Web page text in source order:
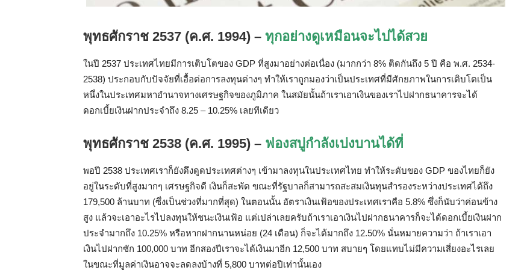
พุทธศักราช 2537 (ค.ศ. 1994) – ทุกอย่างดูเหมือนจะไปได้สวย
ในปี 2537 ประเทศไทยมีการเติบโตของ GDP ที่สูงมาอย่างต่อเนื่อง (มากกว่า 8% ติดกันถึง 5 ปี คือ พ.ศ. 2534-
2538) ประกอบกับปัจจัยที่เอื้อต่อการลงทุนต่างๆ ทำให้เราถูกมองว่าเป็นประเทศที่มีศักยภาพในการเติบโตเป็น
หนึ่งในประเทศมหาอำนาจทางเศรษฐกิจของภูมิภาค ในสมัยนั้นถ้าเราเอาเงินของเราไปฝากธนาคารจะได้
ดอกเบี้ยเงินฝากประจำถึง 8.25 – 10.25% เลยทีเดียว
พุทธศักราช 2538 (ค.ศ. 1995) – ฟองสบู่กำลังเบ่งบานได้ที่
พอปี 2538 ประเทศเราก็ยังดึงดูดประเทศต่างๆ เข้ามาลงทุนในประเทศไทย ทำให้ระดับของ GDP ของไทยก็ยัง
อยู่ในระดับที่สูงมากๆ เศรษฐกิจดี เงินก็สะพัด ขณะที่รัฐบาลก็สามารถสะสมเงินทุนสำรองระหว่างประเทศได้ถึง
179,500 ล้านบาท (ซึ่งเป็นช่วงที่มากที่สุด) ในตอนนั้น อัตราเงินเฟ้อของประเทศเราคือ 5.8% ซึ่งก็นับว่าค่อนข้าง
สูง แล้วจะเอาอะไรไปลงทุนให้ชนะเงินเฟ้อ แต่เปล่าเลยครับถ้าเราเอาเงินไปฝากธนาคารก็จะได้ดอกเบี้ยเงินฝาก
ประจำมากถึง 10.25% หรือหากฝากนานหน่อย (24 เดือน) ก็จะได้มากถึง 12.50% นั่นหมายความว่า ถ้าเราเอา
เงินไปฝากซัก 100,000 บาท อีกสองปีเราจะได้เงินมาอีก 12,500 บาท สบายๆ โดยแทบไม่มีความเสี่ยงอะไรเลย
ในขณะที่มูลค่าเงินอาจจะลดลงบ้างที่ 5,800 บาทต่อปีเท่านั้นเอง